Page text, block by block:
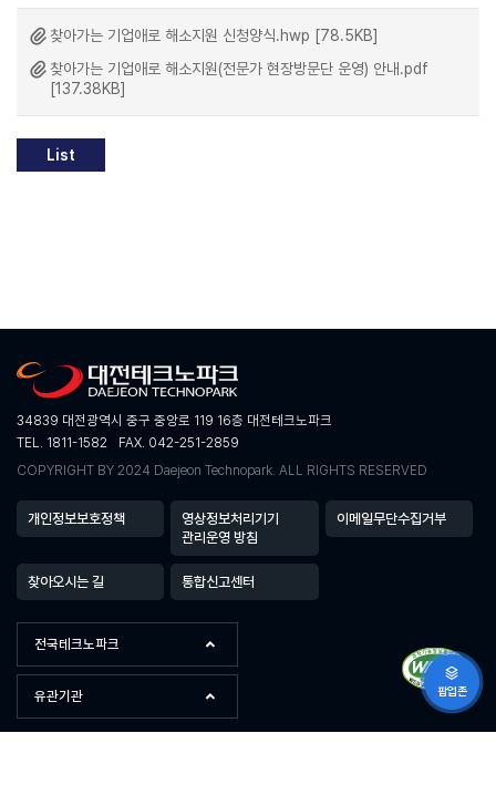
찾아가는 기업애로 해소지원 신청양식.hwp [78.5KB]
찾아가는 기업애로 해소지원(전문가 현장방문단 운영) 안내.pdf
[137.38KB]
List
34839 대전광역시 중구 중앙로 119 16층 대전테크노파크
TEL. 1811-1582
FAX. 042-251-2859
COPYRIGHT BY 2024 Daejeon Technopark. ALL RIGHTS RESERVED
전국테크노파크
유관기관
개인정보보호정책
영상정보처리기기
관리운영 방침
이메일무단수집거부
찾아오시는 길 통합신고센터
팝업존